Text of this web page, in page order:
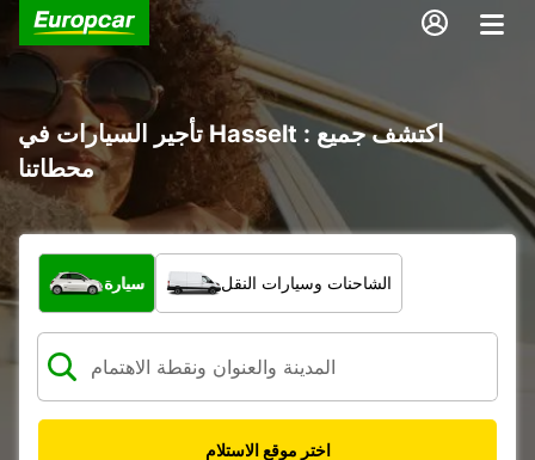
تأجير السيارات في Hasselt : اكتشف جميع
محطاتنا
ما نوع المركبة؟
سيارة الشاحنات وسيارات النقل
اختر موقع الاستلام